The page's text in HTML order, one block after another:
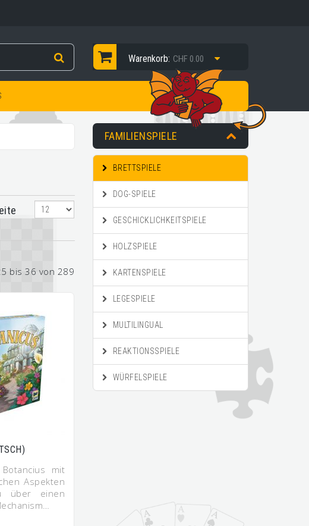
Warenkorb: CHF 0.00
bis 36 von 289
mit
Aspekten
über einen
FAMILIENSPIELE
BRETTSPIELE
DOG-SPIELE
GESCHICKLICHKEITSPIELE
HOLZSPIELE
KARTENSPIELE
LEGESPIELE
MULTILINGUAL
REAKTIONSSPIELE
WÜRFELSPIELE